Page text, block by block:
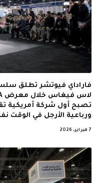
فاراداي فيوتشر تطلق
تصبح أول شركة أمريكية
ورباعية الأرجل في الوقت
7 فبراير، 2026